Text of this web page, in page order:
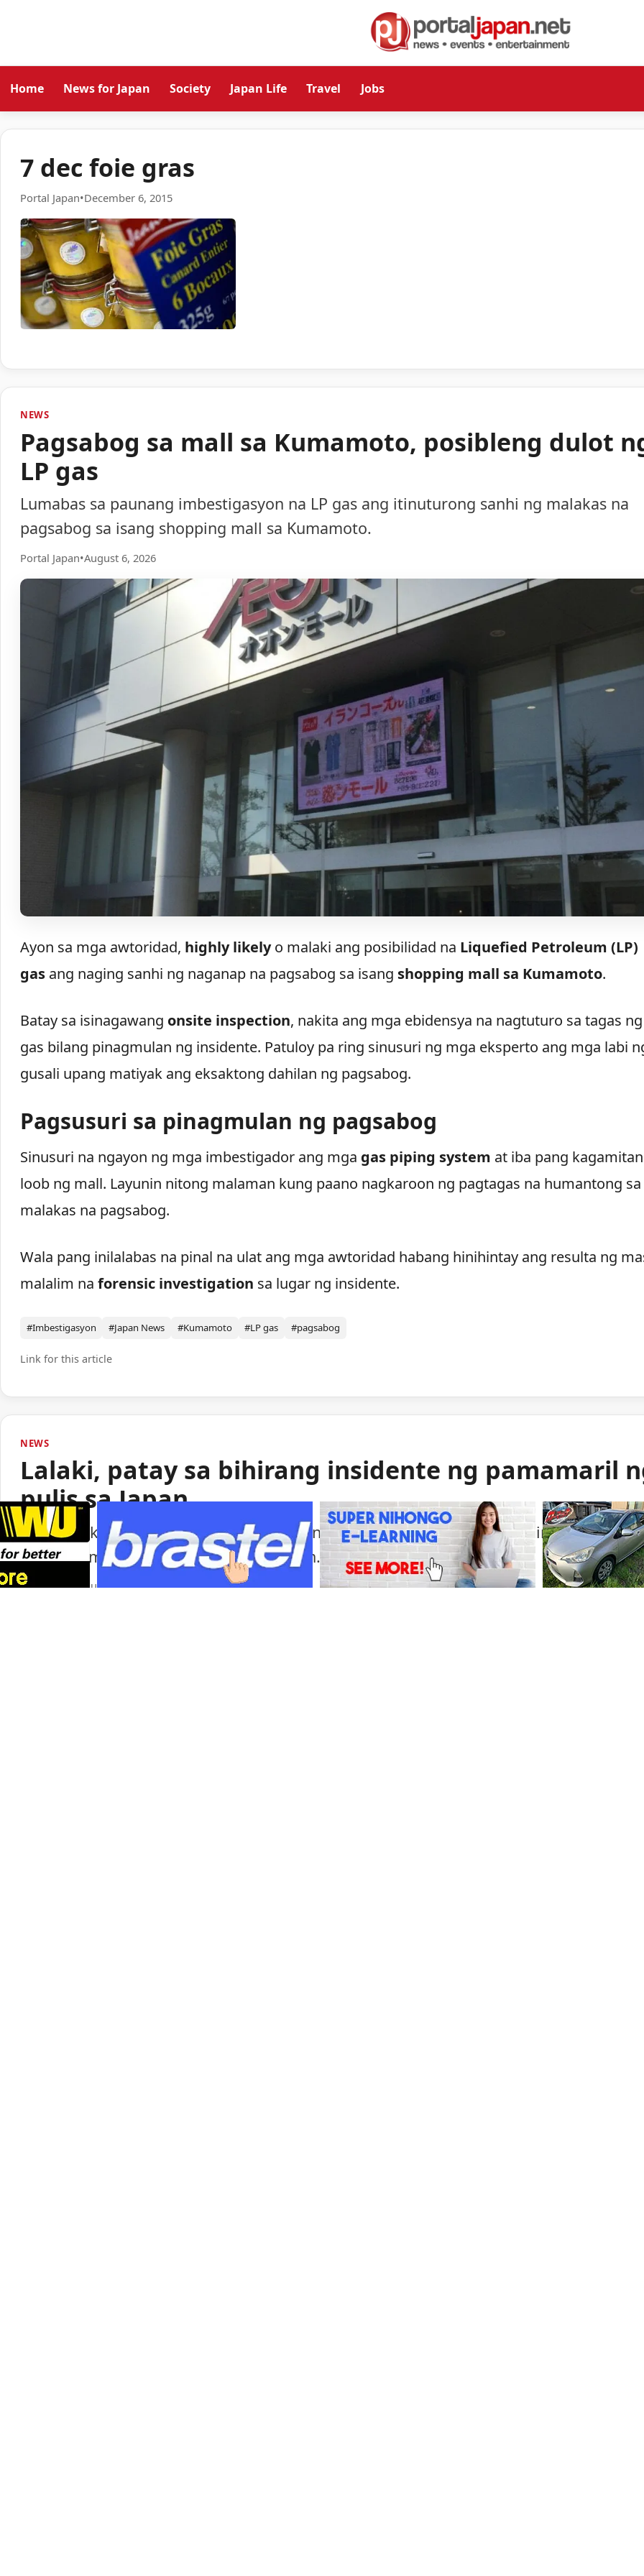
Home News for Japan Society Japan Life Travel Jobs
7 dec foie gras
Portal Japan•December 6, 2015
NEWS
Pagsabog sa mall sa Kumamoto, posibleng dulot
LP gas
Lumabas sa paunang imbestigasyon na LP gas ang itinuturong sanhi ng malakas na
pagsabog sa isang shopping mall sa Kumamoto.
Portal Japan•August 6, 2026
Ayon sa mga awtoridad, highly likelyo malaki ang posibilidad na Liquefied Petroleum (LP)
gasang naging sanhi ng naganap na pagsabog sa isang shopping mall sa Kumamoto.
Batay sa isinagawang onsite inspection, nakita ang mga ebidensya na nagtuturo sa tagas ng
gas bilang pinagmulan ng insidente. Patuloy pa ring sinusuri ng mga eksperto ang mga labi
gusali upang matiyak ang eksaktong dahilan ng pagsabog.
Pagsusuri sa pinagmulan ng pagsabog
Sinusuri na ngayon ng mga imbestigador ang mga gas piping system at iba pang
loob ng mall. Layunin nitong malaman kung paano nagkaroon ng pagtagas na humantong sa
malakas na pagsabog.
Wala pang inilalabas na pinal na ulat ang mga awtoridad habang hinihintay ang resulta ng
malalim na forensic investigation sa lugar ng insidente.
#Imbestigasyon #Japan News #Kumamoto #LP gas #pagsabog
Link for this article
NEWS
Lalaki, patay sa bihirang insidente ng pamamaril
pulis sa Japan
Isang lalaki ang nasawi matapos barilin ng mga awtoridad sa isang bihirang
ng paggamit ng baril ng pulisya sa Japan.
Portal Japan•August 6, 2026